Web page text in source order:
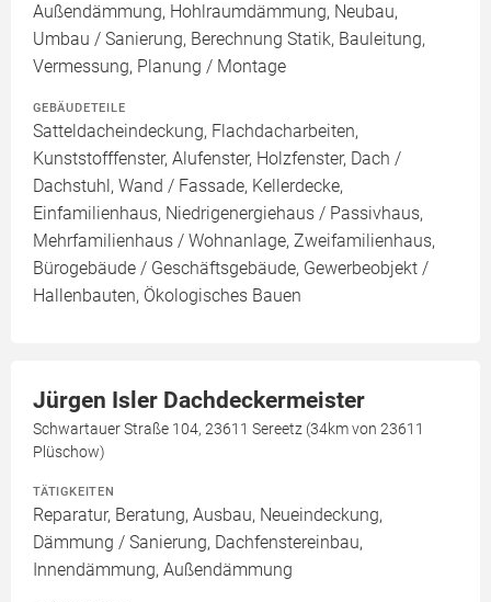
Außendämmung, Hohlraumdämmung, Neubau,
Umbau / Sanierung, Berechnung Statik, Bauleitung,
Vermessung, Planung / Montage
GEBÄUDETEILE
Satteldacheindeckung, Flachdacharbeiten,
Kunststofffenster, Alufenster, Holzfenster, Dach /
Dachstuhl, Wand / Fassade, Kellerdecke,
Einfamilienhaus, Niedrigenergiehaus / Passivhaus,
Mehrfamilienhaus / Wohnanlage, Zweifamilienhaus,
Bürogebäude / Geschäftsgebäude, Gewerbeobjekt /
Hallenbauten, Ökologisches Bauen
Jürgen Isler Dachdeckermeister
Schwartauer Straße 104, 23611 Sereetz (34km von 23611
Plüschow)
TÄTIGKEITEN
Reparatur, Beratung, Ausbau, Neueindeckung,
Dämmung / Sanierung, Dachfenstereinbau,
Innendämmung, Außendämmung